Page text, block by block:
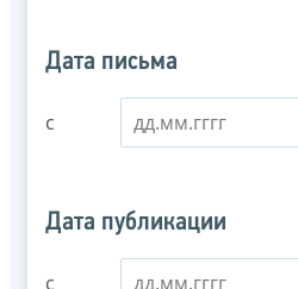
Дата письма
с
Дата публикации
с